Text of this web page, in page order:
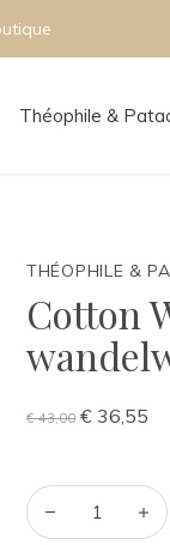
Théophile &
THÉOPHILE &
Cotton
€ 43,00 € 36,55